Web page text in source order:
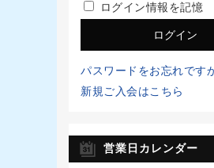
ログイン情報を記憶
パスワードをお忘れです
新規ご入会はこちら
営業日カレンダー